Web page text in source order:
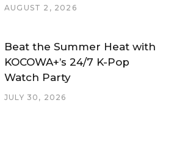
AUGUST 2, 2026
Beat the Summer Heat with
KOCOWA+’s 24/7 K-Pop
Watch Party
JULY 30, 2026